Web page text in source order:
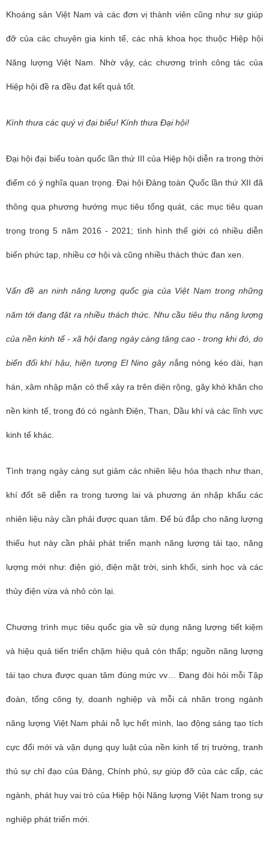
Khoáng sản Việt Nam và các đơn vị thành viên cũng như sự giúp
đỡ của các chuyên gia kinh tế, các nhà khoa học thuộc Hiệp hội
Năng lượng Việt Nam. Nhờ vậy, các chương trình công tác của
Hiệp hội đề ra đều đạt kết quả tốt.
Kính thưa các quý vị đại biểu! Kính thưa Đại hội!
Đại hội đại biểu toàn quốc lần thứ III của Hiệp hội diễn ra trong thời
điểm có ý nghĩa quan trọng. Đại hội Đảng toàn Quốc lần thứ XII đã
thông qua phương hướng mục tiêu tổng quát, các mục tiêu quan
trọng trong 5 năm 2016 - 2021; tình hình thế giới có nhiều diễn
biến phức tạp, nhiều cơ hội và cũng nhiều thách thức đan xen.
Vấn đề an ninh năng lượng quốc gia của Việt Nam trong những
năm tới đang đặt ra nhiều thách thức. Nhu cầu tiêu thụ năng lượng
của nền kinh tế - xã hội đang ngày càng tăng cao - trong khi đó, do
biến đổi khí hậu, hiện tượng El Nino gây nắng nóng kéo dài, hạn
hán, xâm nhập mặn có thể xảy ra trên diện rộng, gây khó khăn cho
nền kinh tế, trong đó có ngành Điện, Than, Dầu khí và các lĩnh vực
kinh tế khác.
Tình trạng ngày càng sụt giảm các nhiên liệu hóa thạch như than,
khí đốt sẽ diễn ra trong tương lai và phương án nhập khẩu các
nhiên liệu này cần phải được quan tâm. Để bù đắp cho năng lượng
thiếu hụt này cần phải phát triển mạnh năng lượng tái tạo, năng
lượng mới như: điện gió, điện mặt trời, sinh khối, sinh học và các
thủy điện vừa và nhỏ còn lại.
Chương trình mục tiêu quốc gia về sử dụng năng lượng tiết kiệm
và hiệu quả tiến triển chậm hiệu quả còn thấp; nguồn năng lượng
tái tạo chưa được quan tâm đúng mức vv… Đang đòi hỏi mỗi Tập
đoàn, tổng công ty, doanh nghiệp và mỗi cá nhân trong ngành
năng lượng Việt Nam phải nỗ lực hết mình, lao động sáng tạo tích
cực đổi mới và vận dụng quy luật của nền kinh tế trị trường, tranh
thủ sự chỉ đạo của Đảng, Chính phủ, sự giúp đỡ của các cấp, các
ngành, phát huy vai trò của Hiệp hội Năng lượng Việt Nam trong sự
nghiệp phát triển mới.